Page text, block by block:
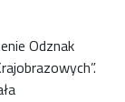
Odznak